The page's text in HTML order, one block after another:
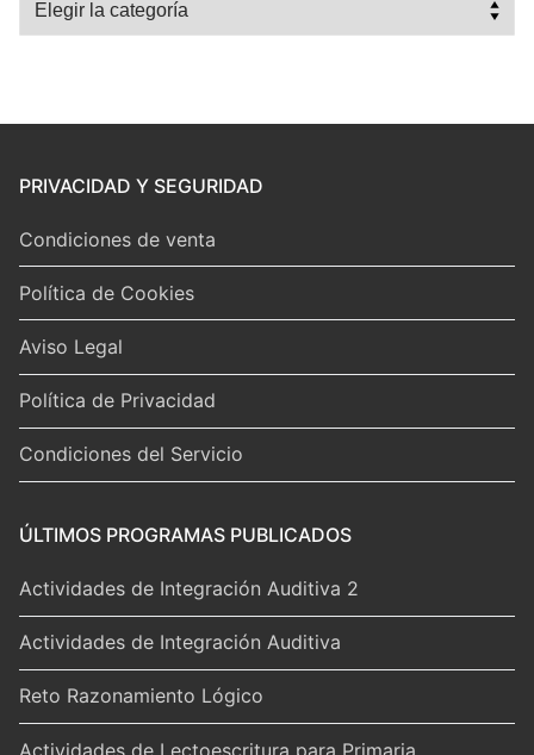
programa
PRIVACIDAD Y SEGURIDAD
Condiciones de venta
Política de Cookies
Aviso Legal
Política de Privacidad
Condiciones del Servicio
ÚLTIMOS PROGRAMAS PUBLICADOS
Actividades de Integración Auditiva 2
Actividades de Integración Auditiva
Reto Razonamiento Lógico
Actividades de Lectoescritura para Primaria